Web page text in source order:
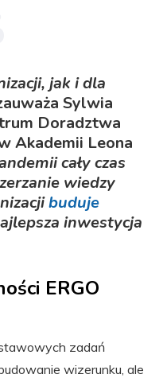
jak i dla
Sylwia
Doradztwa
Akademii Leona
cały czas
wiedzy
buduje
inwestycja
ERGO
zadań
wizerunku, ale